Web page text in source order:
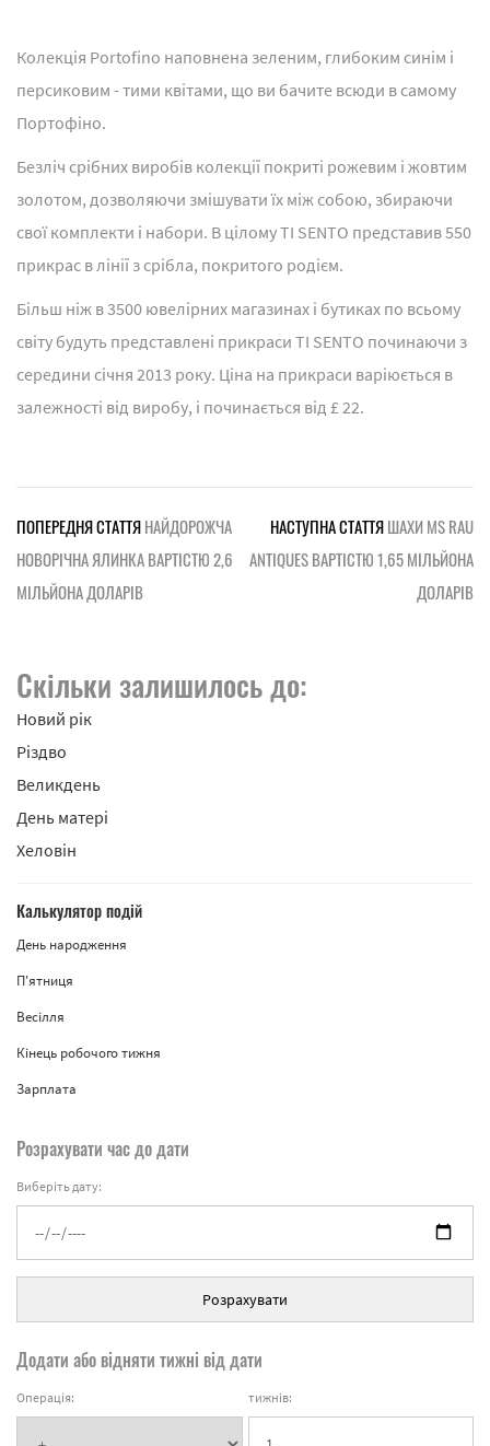
Колекція Portofino наповнена зеленим, глибоким синім і
персиковим - тими квітами, що ви бачите всюди в самому
Портофіно.
Безліч срібних виробів колекції покриті рожевим і жовтим
золотом, дозволяючи змішувати їх між собою, збираючи
свої комплекти і набори. В цілому TI SENTO представив 550
прикрас в лінії з срібла, покритого родієм.
Більш ніж в 3500 ювелірних магазинах і бутиках по всьому
світу будуть представлені прикраси TI SENTO починаючи з
середини січня 2013 року. Ціна на прикраси варіюється в
залежності від виробу, і починається від £ 22.
ПОПЕРЕДНЯ СТАТТЯНАЙДОРОЖЧА
НОВОРІЧНА ЯЛИНКА ВАРТІСТЮ 2,6
МІЛЬЙОНА ДОЛАРІВ
НАСТУПНА СТАТТЯШАХИ MS RAU
ANTIQUES ВАРТІСТЮ 1,65 МІЛЬЙОНА
ДОЛАРІВ
Скільки залишилось до:
Новий рік
Різдво
Великдень
День матері
Хеловін
Калькулятор подій
День народження
П'ятниця
Весілля
Кінець робочого тижня
Зарплата
Розрахувати час до дати
Виберіть дату:
Розрахувати
Додати або відняти тижні від дати
Операція: тижнів: